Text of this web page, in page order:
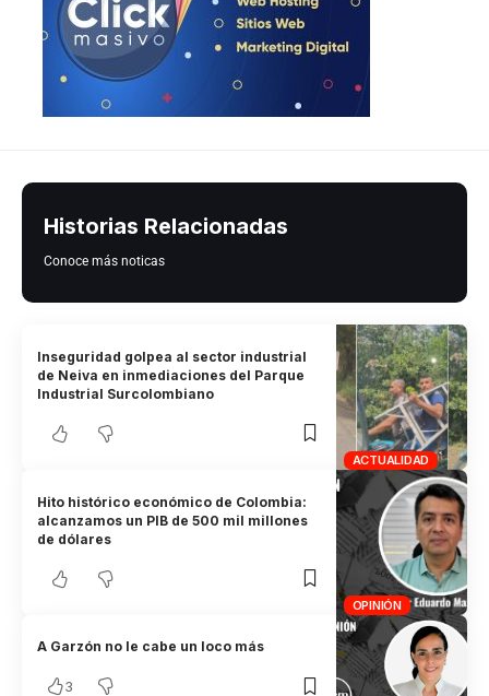
Historias Relacionadas
Conoce más noticas
ACTUALIDAD
Inseguridad golpea al sector industrial
de Neiva en inmediaciones del Parque
Industrial Surcolombiano
OPINIÓN
Hito histórico económico de Colombia:
alcanzamos un PIB de 500 mil millones
de dólares
A Garzón no le cabe un loco más
3